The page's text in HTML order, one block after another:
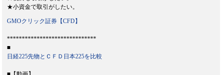
★小資金で取引がしたい。
GMOクリック証券【CFD】
******************************
■
日経225先物とＣＦＤ日本225を比較